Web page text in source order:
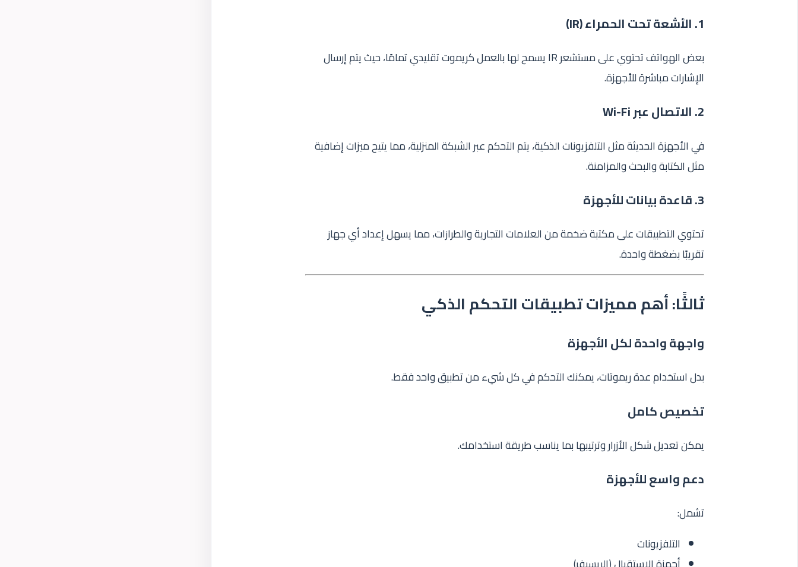
1. الأشعة تحت الحمراء (IR)
بعض الهواتف تحتوي على مستشعر IR يسمح لها بالعمل كريموت تقليدي تمامًا، حيث يتم إرسال
الإشارات مباشرة للأجهزة.
2. الاتصال عبر Wi-Fi
في الأجهزة الحديثة مثل التلفزيونات الذكية، يتم التحكم عبر الشبكة المنزلية، مما يتيح ميزات إضافية
مثل الكتابة والبحث والمزامنة.
3. قاعدة بيانات للأجهزة
تحتوي التطبيقات على مكتبة ضخمة من العلامات التجارية والطرازات، مما يسهل إعداد أي جهاز
تقريبًا بضغطة واحدة.
ثالثًا: أهم مميزات تطبيقات التحكم الذكي
واجهة واحدة لكل الأجهزة
بدل استخدام عدة ريموتات، يمكنك التحكم في كل شيء من تطبيق واحد فقط.
تخصيص كامل
يمكن تعديل شكل الأزرار وترتيبها بما يناسب طريقة استخدامك.
دعم واسع للأجهزة
تشمل:
التلفزيونات